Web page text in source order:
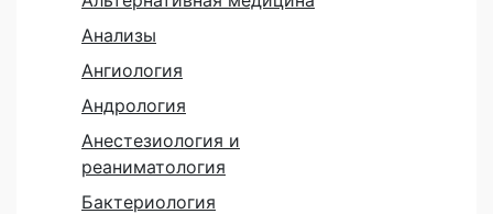
Анализы
Ангиология
Андрология
Анестезиология и
реаниматология
Бактериология